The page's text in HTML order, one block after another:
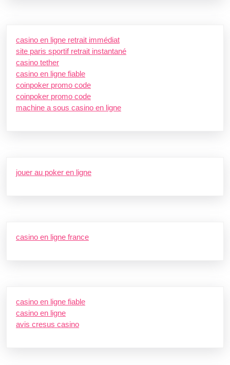
casino en ligne retrait immédiat
site paris sportif retrait instantané
casino tether
casino en ligne fiable
coinpoker promo code
coinpoker promo code
machine a sous casino en ligne
jouer au poker en ligne
casino en ligne france
casino en ligne fiable
casino en ligne
avis cresus casino